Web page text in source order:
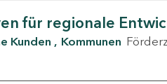
für regionale
Kunden Kommunen